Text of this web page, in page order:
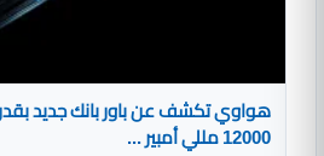
12000 مللي أمبير ...